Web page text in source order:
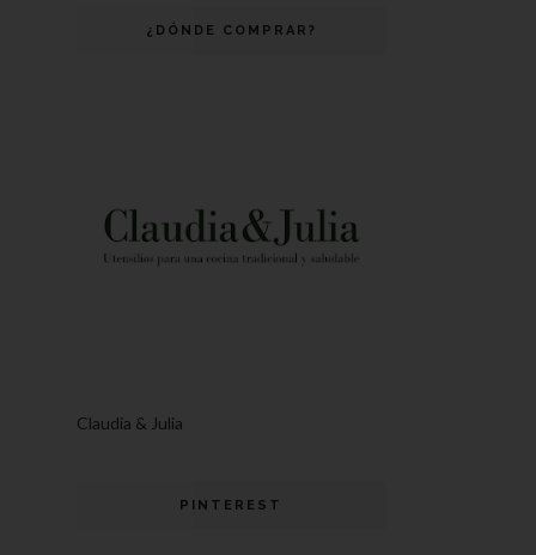
¿DÓNDE COMPRAR?
Claudia & Julia
PINTEREST